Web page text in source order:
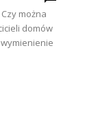
można
domów